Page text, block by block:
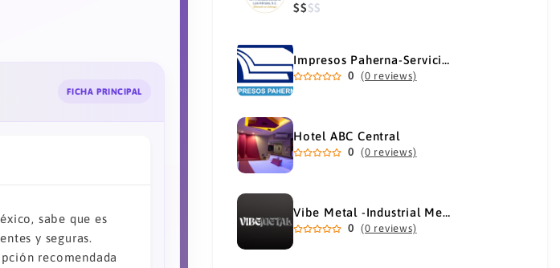
FICHA PRINCIPAL
sabe que es
y seguras.
recomendada
$$$$
Impresos Paherna-Servicios Gráficos Industriales
0 (0 reviews)
Hotel ABC Central
0 (0 reviews)
Vibe Metal -Industrial Metal Supply
0 (0 reviews)